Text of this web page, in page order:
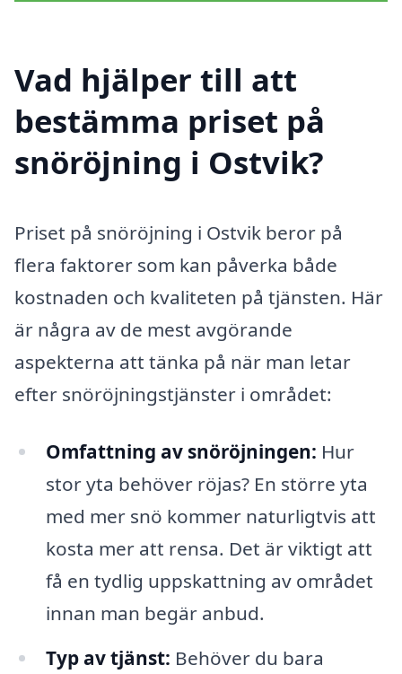
Vad hjälper till att
bestämma priset på
snöröjning i Ostvik?
Priset på snöröjning i Ostvik beror på
flera faktorer som kan påverka både
kostnaden och kvaliteten på tjänsten. Här
är några av de mest avgörande
aspekterna att tänka på när man letar
efter snöröjningstjänster i området:
Omfattning av snöröjningen: Hur
stor yta behöver röjas? En större yta
med mer snö kommer naturligtvis att
kosta mer att rensa. Det är viktigt att
få en tydlig uppskattning av området
innan man begär anbud.
Typ av tjänst: Behöver du bara